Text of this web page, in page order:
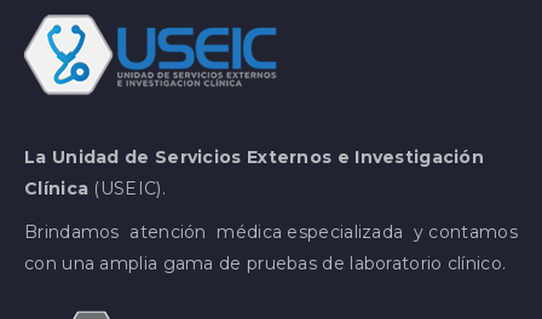
La Unidad de Servicios Externos e Investigación
Clínica (USEIC).
Brindamos atención médica especializada y contamos
con una amplia gama de pruebas de laboratorio clínico.